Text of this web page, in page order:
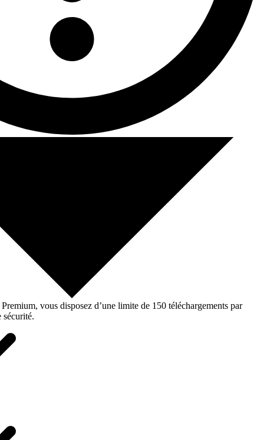
vous disposez d’une limite de 150 téléchargements par
sécurité.